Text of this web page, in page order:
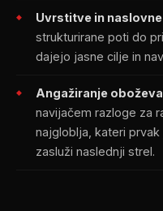
Uvrstitve in
strukturirane poti do
dajejo jasne cilje in
Angažiranje
navijačem razloge za
najgloblja, kateri
zasluži naslednji strel.